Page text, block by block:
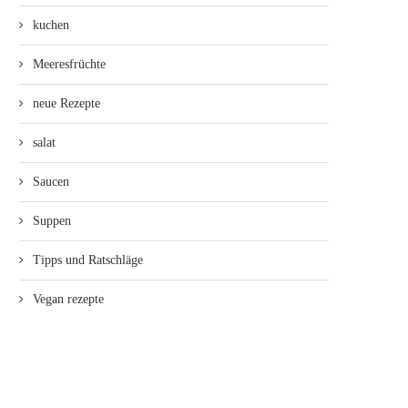
kuchen
Meeresfrüchte
neue Rezepte
salat
Saucen
Suppen
Tipps und Ratschläge
Vegan rezepte